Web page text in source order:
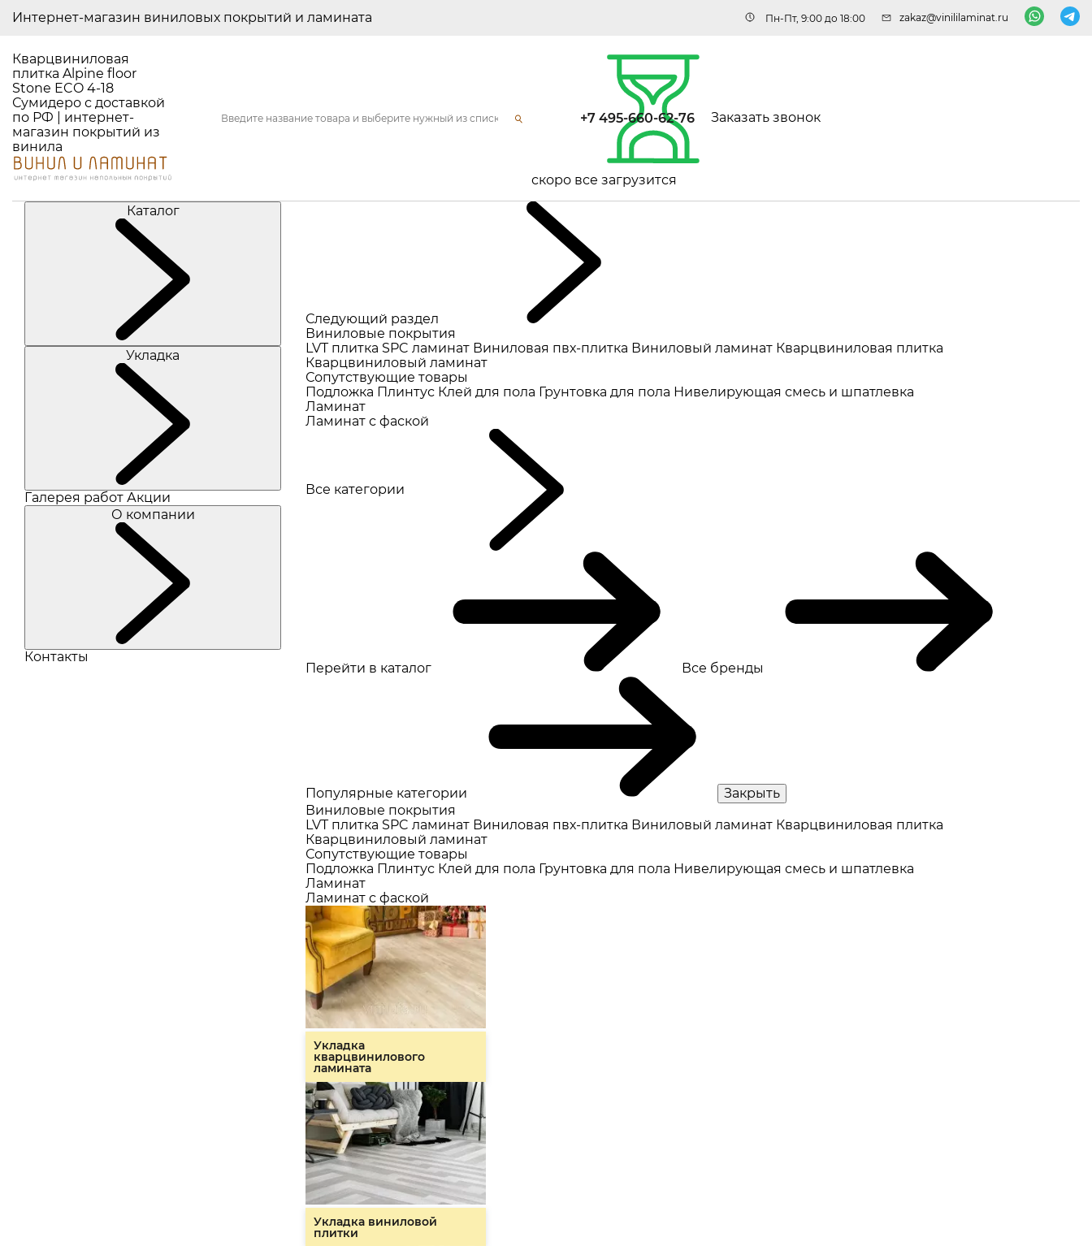
Интернет-магазин виниловых покрытий и ламината Пн-Пт, 9:00 до 18:00 zakaz@vinililaminat.ru
Кварцвиниловая
плитка Alpine floor
Stone ECO 4-18
Сумидеро с доставкой
по РФ | интернет-
магазин покрытий из
винила
скоро все загрузится
+7 495-660-62-76 Заказать звонок
Каталог
Укладка
Галерея работ Акции
О компании
Контакты
Следующий раздел
Виниловые покрытия
LVT плитка SPC ламинат Виниловая пвх-плитка Виниловый ламинат Кварцвиниловая плитка
Кварцвиниловый ламинат
Сопутствующие товары
Подложка Плинтус Клей для пола Грунтовка для пола Нивелирующая смесь и шпатлевка
Ламинат
Ламинат с фаской
Все катeгории
Перейти в каталог Все бренды
Популярные категории
Закрыть
Виниловые покрытия
LVT плитка SPC ламинат Виниловая пвх-плитка Виниловый ламинат Кварцвиниловая плитка
Кварцвиниловый ламинат
Сопутствующие товары
Подложка Плинтус Клей для пола Грунтовка для пола Нивелирующая смесь и шпатлевка
Ламинат
Ламинат с фаской
Укладка
кварцвинилового
ламината
Укладка виниловой
плитки